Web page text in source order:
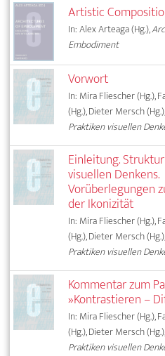
Artistic
In: Alex Arteaga (Hg.),
Embodiment
Vorwort
In: Mira Fliescher (Hg.),
(Hg.), Dieter Mersch (Hg.),
Praktiken visuellen
Einleitung.
visuellen Denkens.
Vorüberlegungen
der Ikonizität
In: Mira Fliescher (Hg.),
(Hg.), Dieter Mersch (Hg.),
Praktiken visuellen
Kommentar zum
»Kontrastieren –
In: Mira Fliescher (Hg.),
(Hg.), Dieter Mersch (Hg.),
Praktiken visuellen